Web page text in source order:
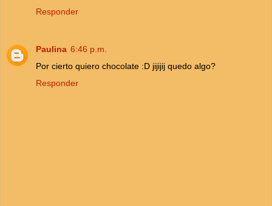
Responder
Paulina 6:46 p.m.
Por cierto quiero chocolate :D jijijij quedo algo?
Responder